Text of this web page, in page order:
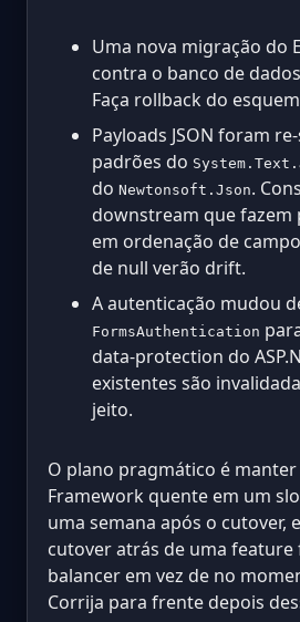
Uma nova migração do
contra o banco de
Faça rollback do
Payloads JSON foram
padrões do
do Newtonsoft.Json.
downstream que
em ordenação de
de null verão drift.
A autenticação mudou
FormsAuthentication
data-protection do
existentes são
jeito.
O plano pragmático é manter
Framework quente em um
uma semana após o cutover,
cutover atrás de uma feature
balancer em vez de no
Corrija para frente depois